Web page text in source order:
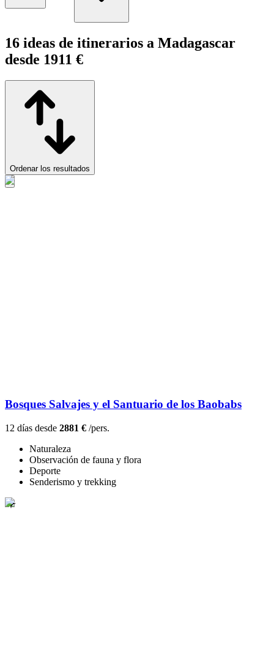
16 ideas de itinerarios a Madagascar
desde 1911 €
Ordenar los resultados
Bosques Salvajes y el Santuario de los Baobabs
12 días desde 2881 € /pers.
Naturaleza
Observación de fauna y flora
Deporte
Senderismo y trekking